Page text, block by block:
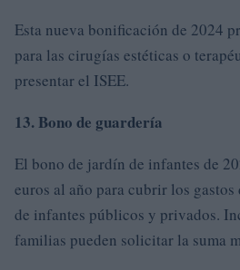
Esta nueva bonificación de 2024
para las cirugías estéticas o
presentar el ISEE.
13. Bono de guardería
El bono de jardín de infantes de
euros al año para cubrir los
de infantes públicos y privados.
familias pueden solicitar la suma